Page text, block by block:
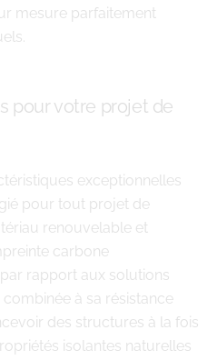
mesure parfaitement
pour votre projet de
exceptionnelles
pour tout projet de
renouvelable et
carbone
rapport aux solutions
à sa résistance
des structures à la fois
isolantes naturelles